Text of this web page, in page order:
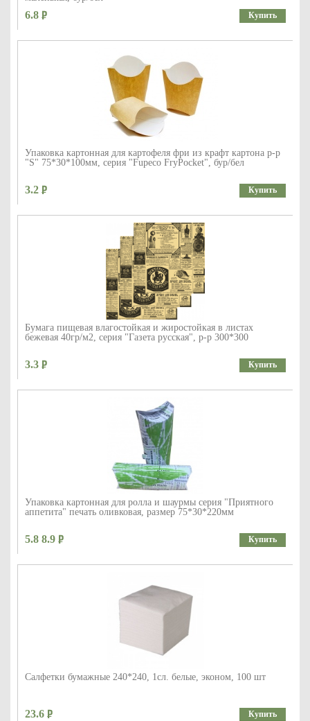
6.8 Купить
Упаковка картонная для картофеля фри из крафт картона р-р
"S" 75*30*100мм, серия "Fupeco FryPocket", бур/бел
3.2 Купить
Бумага пищевая влагостойкая и жиростойкая в листах
бежевая 40гр/м2, серия "Газета русская", р-р 300*300
3.3 Купить
Упаковка картонная для ролла и шаурмы серия "Приятного
аппетита" печать оливковая, размер 75*30*220мм
5.8 8.9 Купить
Салфетки бумажные 240*240, 1сл. белые, эконом, 100 шт
23.6 Купить